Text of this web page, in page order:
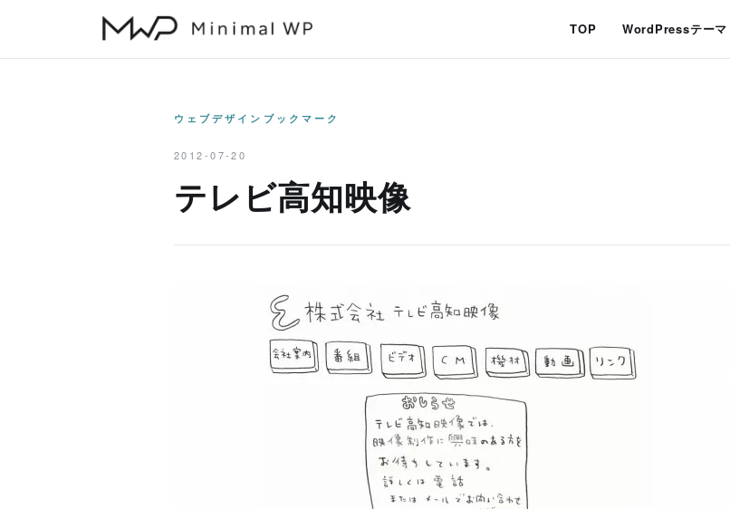
TOP WordPressテーマ
ウェブデザインブックマーク
2012-07-20
テレビ高知映像